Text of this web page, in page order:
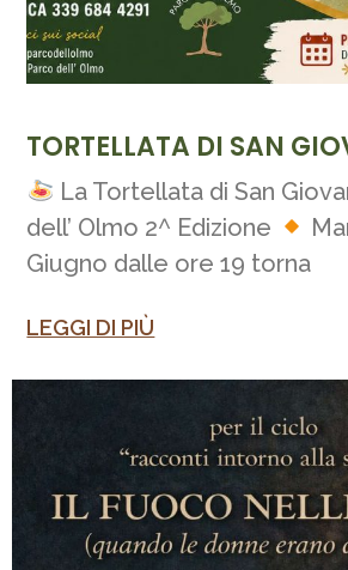
TORTELLATA DI SAN
La Tortellata di San
dell’ Olmo 2^ Edizione
Giugno dalle ore 19 torna
LEGGI DI PIÙ